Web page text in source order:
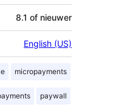
8.1 of nieuwer
English (US)
micropayments
paywall